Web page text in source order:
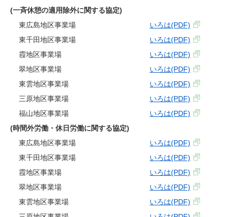
(一斉休憩の適用除外に関する協定)
東広島地区事業場
いろは(PDF)
東千田地区事業場
いろは(PDF)
霞地区事業場
いろは(PDF)
翠地区事業場
いろは(PDF)
東雲地区事業場
いろは(PDF)
三原地区事業場
いろは(PDF)
福山地区事業場
いろは(PDF)
(時間外労働・休日労働に関する協定)
東広島地区事業場
いろは(PDF)
東千田地区事業場
いろは(PDF)
霞地区事業場
いろは(PDF)
翠地区事業場
いろは(PDF)
東雲地区事業場
いろは(PDF)